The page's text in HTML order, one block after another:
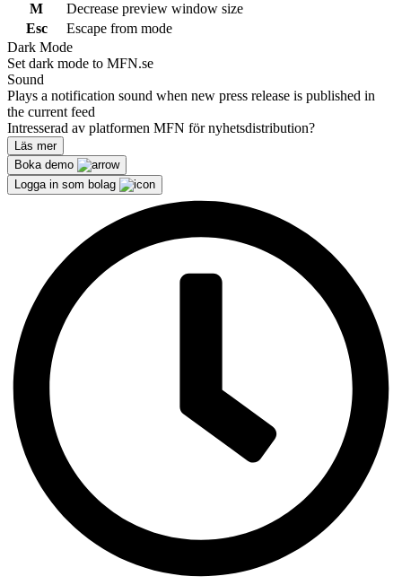
M
Decrease preview window size
Esc
Escape from mode
Dark Mode
Set dark mode to MFN.se
Sound
Plays a notification sound when new press release is published in
the current feed
Intresserad av platformen MFN för nyhetsdistribution?
Läs mer
Boka demo
Logga in som bolag